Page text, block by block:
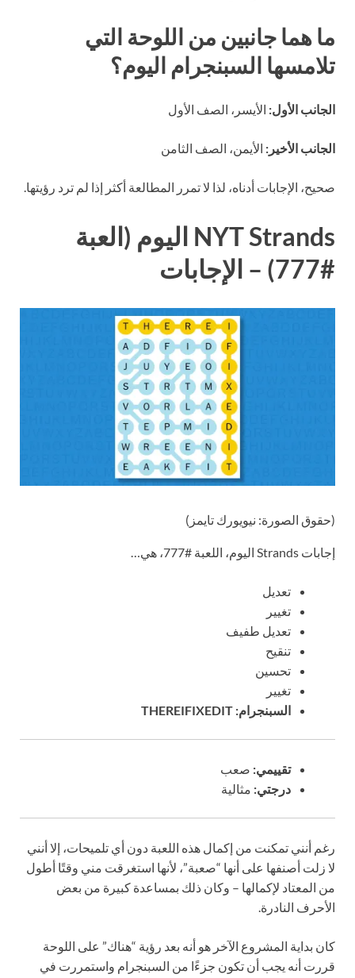
ما هما جانبين من اللوحة التي
تلامسها السبنجرام اليوم؟
الجانب الأول: الأيسر، الصف الأول
الجانب الأخير: الأيمن، الصف الثامن
صحيح، الإجابات أدناه، لذا لا تمرر المطالعة أكثر إذا لم ترد رؤيتها.
NYT Strands اليوم (العبة
#777) – الإجابات
(حقوق الصورة: نيويورك تايمز)
إجابات Strands اليوم، اللعبة #777، هي…
تعديل
تغيير
تعديل طفيف
تنقيح
تحسين
تغيير
السبنجرام: THEREIFIXEDIT
تقييمي: صعب
درجتي: مثالية
رغم أنني تمكنت من إكمال هذه اللعبة دون أي تلميحات، إلا أنني
لا زلت أصنفها على أنها “صعبة”، لأنها استغرقت مني وقتًا أطول
من المعتاد لإكمالها – وكان ذلك بمساعدة كبيرة من بعض
الأحرف النادرة.
كان بداية المشروع الآخر هو أنه بعد رؤية “هناك” على اللوحة
قررت أنه يجب أن تكون جزءًا من السبنجرام واستمررت في